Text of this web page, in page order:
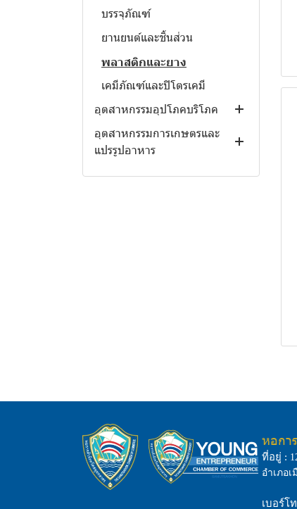
บรรจุภัณฑ์
ยานยนต์และชิ้นส่วน
พลาสติกและยาง
เคมีภัณฑ์และปิโตรเคมี
อุตสาหกรรมอุปโภคบริโภค
สิ่งทอและเครื่องนุ่งห่ม
เฟอร์นิเจอร์และของตกแต่งบ้าน
ยาและเวชภัณฑ์, เครื่องมือ
อุตสาหกรรมการเกษตรและ
แปรรูปอาหาร
ผลิตภัณฑ์อาหารและเครื่องดื่ม
อุตสาหกรรมก่อสร้างและ
อสังหาริมทรัพย์ เช่า-ซื้อ
การท่องเที่ยวและโรงแรม
สถานีบริการน้ำมันเชื่อเพลิงและ
ก๊าซธรรมชาติ
หอกา
ที่อยู่ :
อำเภอ
เบอร์โ